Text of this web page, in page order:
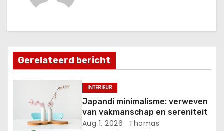
t
nGerelateerd bericht
INTERIEUR
Japandi minimalisme: verweven
van vakmanschap en sereniteit
Aug 1, 2026 Thomas